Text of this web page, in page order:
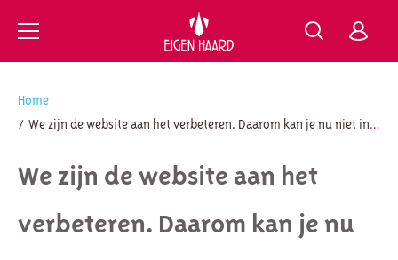
Naar hoofdinhoud
Naar hoofdnavigatiemenu
https://www.eigenhaard.nl
Ga naar Hoofd
Home
We zijn de website aan het verbeteren. Daarom kan je nu niet inloggen. Probeer het straks nog een keer.
We zijn de website aan het
verbeteren. Daarom kan je nu